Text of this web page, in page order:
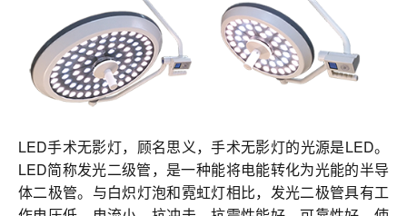
LED手术无影灯，顾名思义，手术无影灯的光源是LED。
LED简称发光二级管，是一种能将电能转化为光能的半导
体二极管。与白炽灯泡和霓虹灯相比，发光二极管具有工